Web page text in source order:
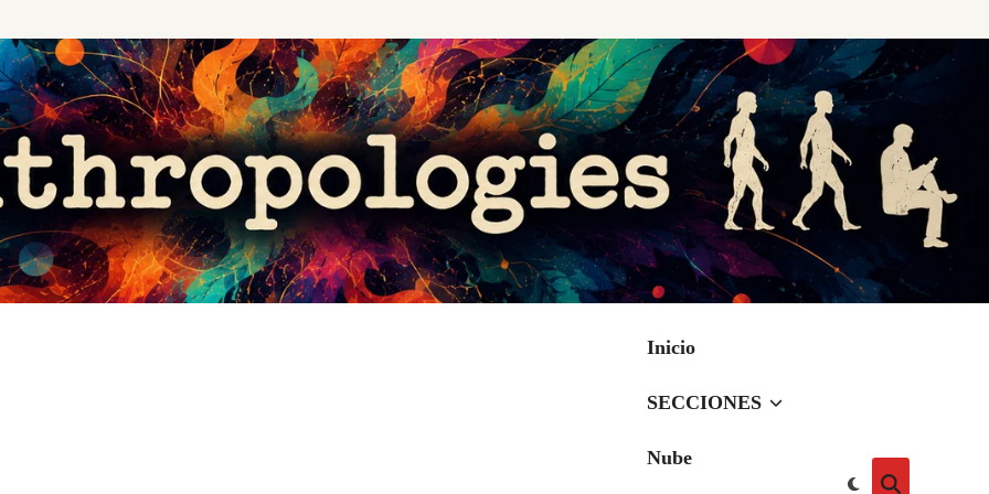
Inicio
SECCIONES
Nube
Cambiar
Abrir